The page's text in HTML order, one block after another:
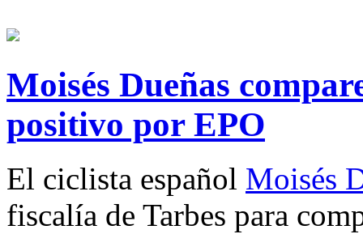
Moisés Dueñas
positivo por EPO
El ciclista español Moisés
fiscalía de Tarbes para